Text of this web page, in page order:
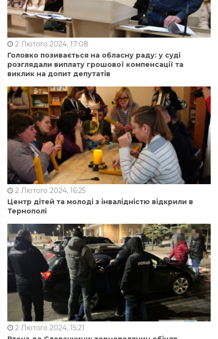
2 Лютого 2024, 17:08
Головко позивається на обласну раду: у суді
розглядали виплату грошової компенсації та
виклик на допит депутатів
2 Лютого 2024, 16:25
Центр дітей та молоді з інвалідністю відкрили в
Тернополі
2 Лютого 2024, 15:21